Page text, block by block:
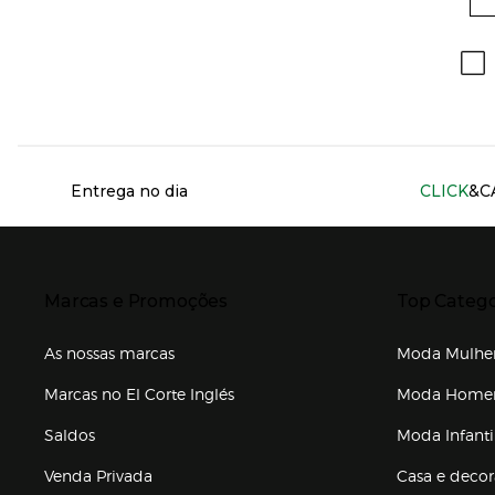
Entrega no dia CLICK
As nossas marcas
Marcas no El Corte Inglés
Saldos
Venda Privada
Moda
Moda
Moda
Casa e